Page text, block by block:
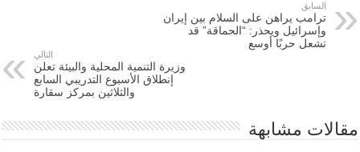
السابق
ترامب يراهن على السلام بين إيران
وإسرائيل ويحذر: “الحماقة” قد
تشعل حربًا أوسع
التالي
وزيرة التنمية المحلية والبيئة تعلن
إنطلاق الأسبوع التدريبي السابع
والثلاثين بمركز سقارة
مقالات مشابهة